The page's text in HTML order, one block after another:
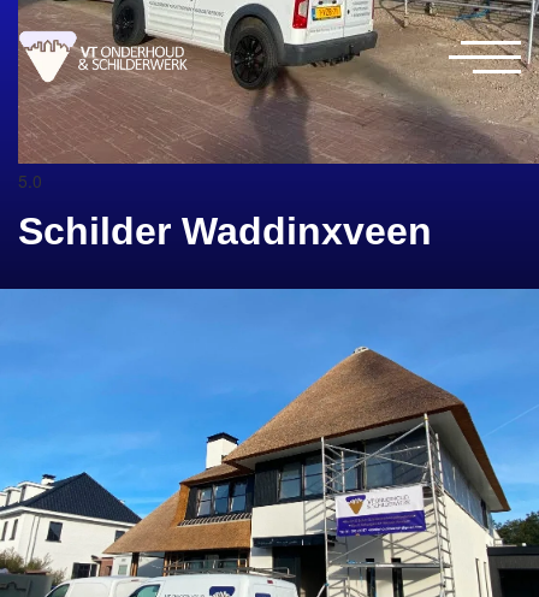
5.0
Schilder Waddinxveen